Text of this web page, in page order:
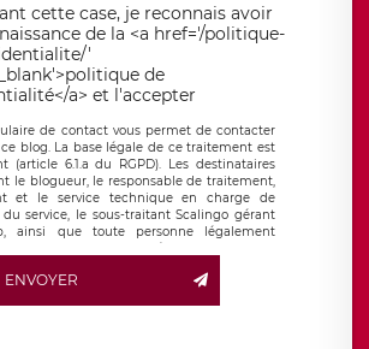
cette case, je reconnais avoir
de la <a href='/politique-
'
de
a> et l'accepter
de contact vous permet de contacter
blog. La base légale de ce traitement est
(article 6.1.a du RGPD). Les destinataires
le blogueur, le responsable de traitement,
et le service technique en charge de
du service, le sous-traitant Scalingo gérant
ainsi que toute personne légalement
de contact à destination du
et offrant des
clauses de protection
ENVOYER